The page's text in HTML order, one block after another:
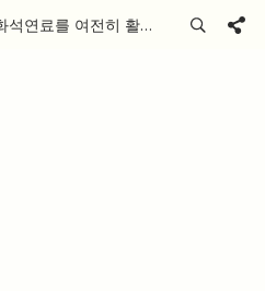
4. 화석연료를 여전히 활용하려는 정부와 기업